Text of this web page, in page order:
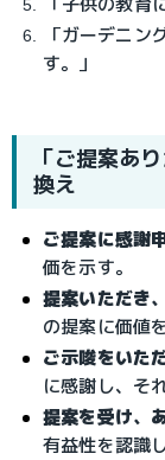
「ガーデニ
す。」
「ご提案あ
換え
ご提案に感謝
価を示す。
提案いただき
の提案に価値
ご示唆をいた
に感謝し、そ
提案を受け、
有益性を認識